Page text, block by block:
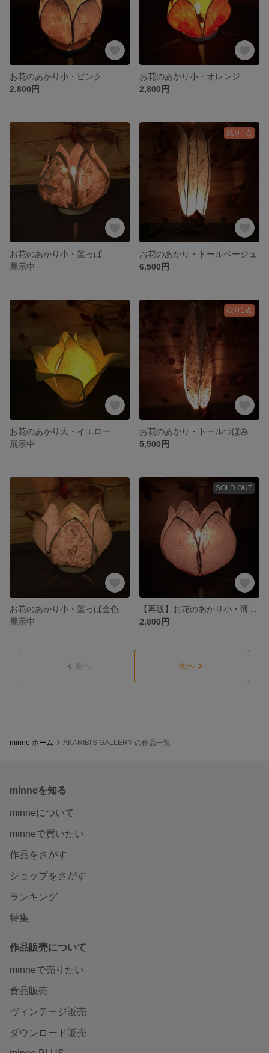
お花のあかり小・ピンク
2,800円
お花のあかり小・オレンジ
2,800円
お花のあかり小・葉っぱ
展示中
残り1点
お花のあかり・トールベージュ
6,500円
お花のあかり大・イエロー
展示中
残り1点
お花のあかり・トールつぼみ
5,500円
お花のあかり小・葉っぱ金色
展示中
SOLD OUT
2,800円
前へ 次へ
minne ホーム AKARIBI'S GALLERY の作品一覧
minneを知る
minneについて
minneで買いたい
作品をさがす
ショップをさがす
ランキング
特集
作品販売について
minneで売りたい
食品販売
ヴィンテージ販売
ダウンロード販売